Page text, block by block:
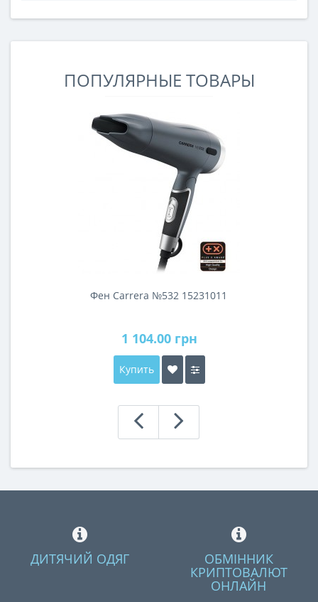
огромный выбор микрофонов, так что купить
ПОПУЛЯРНЫЕ ТОВАРЫ
Фен Carrera №532 15231011
1 104.00 грн
Купить
ДИТЯЧИЙ ОДЯГ ОБМІННИК
КРИПТОВАЛЮТ
ОНЛАЙН